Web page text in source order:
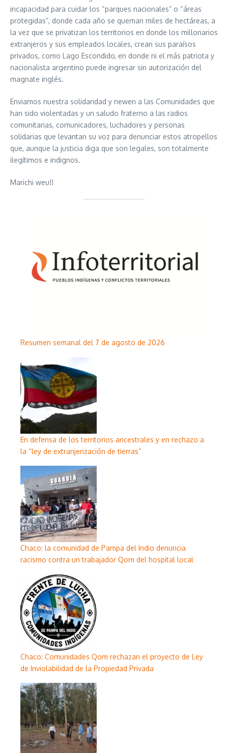
incapacidad para cuidar los “parques nacionales” o “áreas
protegidas”, donde cada año se queman miles de hectáreas, a
la vez que se privatizan los territorios en donde los millonarios
extranjeros y sus empleados locales, crean sus paraísos
privados, como Lago Escondido, en donde ni el más patriota y
nacionalista argentino puede ingresar sin autorización del
magnate inglés.
Enviamos nuestra solidaridad y newen a las Comunidades que
han sido violentadas y un saludo fraterno a las radios
comunitarias, comunicadores, luchadores y personas
solidarias que levantan su voz para denunciar estos atropellos
que, aunque la justicia diga que son legales, son totalmente
ilegítimos e indignos.
Marichi weu!!
Resumen semanal del 7 de agosto de 2026
En defensa de los territorios ancestrales y en rechazo a
la “ley de extranjerización de tierras”
Chaco: la comunidad de Pampa del Indio denuncia
racismo contra un trabajador Qom del hospital local
Chaco: Comunidades Qom rechazan el proyecto de Ley
de Inviolabilidad de la Propiedad Privada